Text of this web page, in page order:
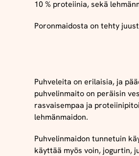
10 % proteiinia, sekä
Poronmaidosta on tehty
Puhveleita on erilaisia, ja
puhvelinmaito on peräisin
rasvaisempaa ja
lehmänmaidon.
Puhvelinmaidon tunnetuin
käyttää myös voin, jogurtin,